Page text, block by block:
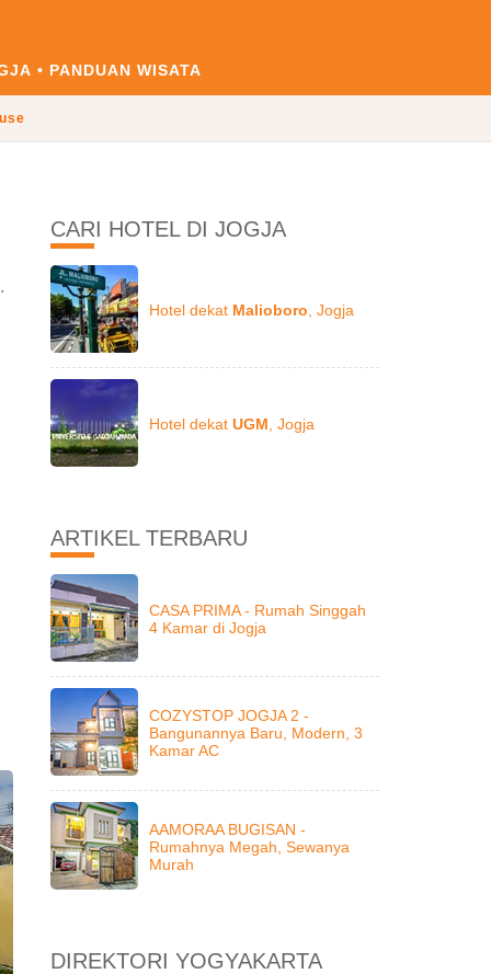
PANDUAN WISATA
.
CARI HOTEL DI JOGJA
Hotel dekat Malioboro , Jogja
Hotel dekat UGM , Jogja
ARTIKEL TERBARU
CASA PRIMA - Rumah Singgah
4 Kamar di Jogja
COZYSTOP JOGJA 2 -
Bangunannya Baru, Modern, 3
Kamar AC
AAMORAA BUGISAN -
Rumahnya Megah, Sewanya
Murah
DIREKTORI YOGYAKARTA